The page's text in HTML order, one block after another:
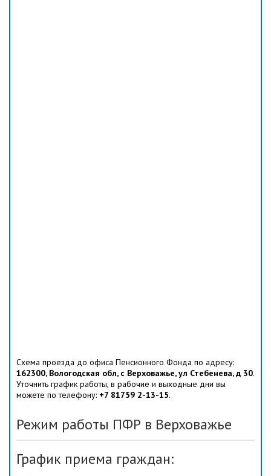
Схема проезда до офиса Пенсионного Фонда по адресу:
162300, Вологодская обл, с Верховажье, ул Стебенева, д 30.
Уточнить график работы, в рабочие и выходные дни вы
можете по телефону: +7 81759 2-13-15.
Режим работы ПФР в Верховажье
График приема граждан: